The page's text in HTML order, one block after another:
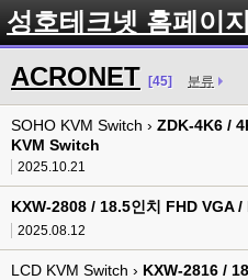
성호테크넷 홈페이지
ACRONET [45] 분류
SOHO KVM Switch › ZDK-4K6 /
KVM Switch
2025.10.21
KXW-2808 / 18.5인치 FHD VGA
2025.08.12
LCD KVM Switch › KXW-2816 /